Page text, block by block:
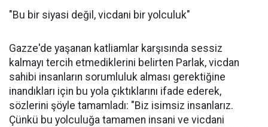
"Bu bir siyasi değil, vicdani bir yolculuk"
Gazze'de yaşanan katliamlar karşısında sessiz
kalmayı tercih etmediklerini belirten Parlak, vicdan
sahibi insanların sorumluluk alması gerektiğine
inandıkları için bu yola çıktıklarını ifade ederek,
sözlerini şöyle tamamladı: "Biz isimsiz insanlarız.
Çünkü bu yolculuğa tamamen insani ve vicdani